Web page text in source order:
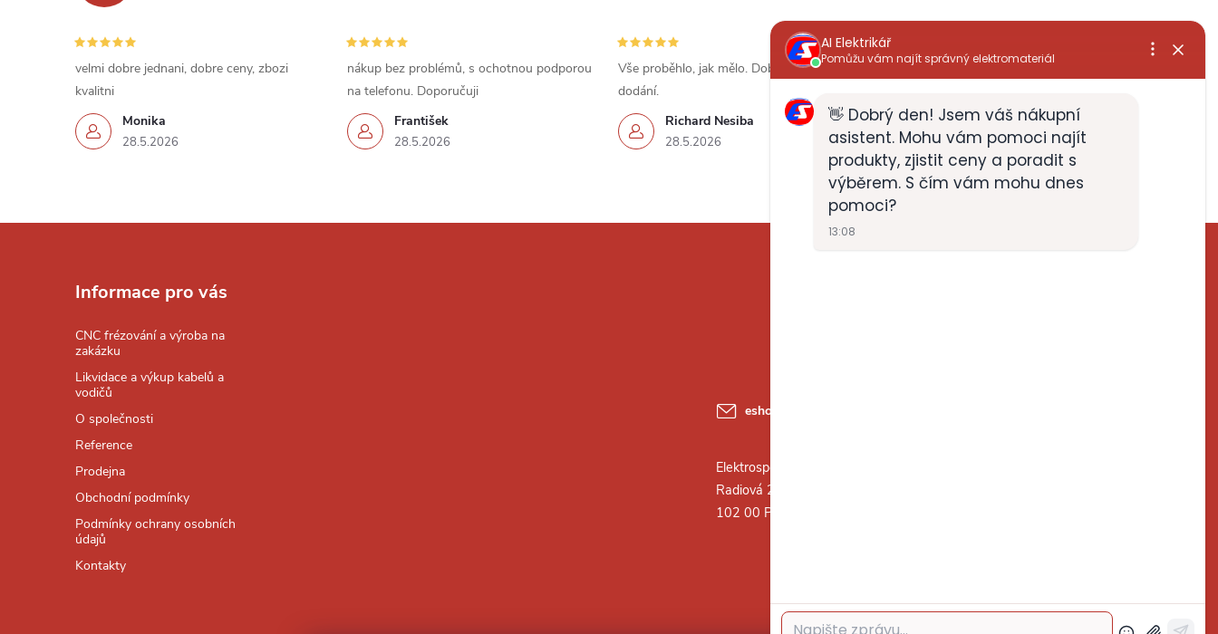
Monika
28.5.2026
velmi dobre jednani, dobre ceny, zbozi
kvalitni
František
28.5.2026
nákup bez problémů, s ochotnou podporou
na telefonu. Doporučuji
Richard Nesiba
28.5.2026
Vše proběhlo, jak mělo. Dobrá cena, rychlé
dodání.
Zdenek Zabloudil
28.5.2026
již několikátá objednávka,široký sortiment a
Informace pro vás
CNC frézování a výroba na
zakázku
Likvidace a výkup kabelů a
vodičů
O společnosti
Reference
Prodejna
Obchodní podmínky
Podmínky ochrany osobních
údajů
Kontakty
eshop